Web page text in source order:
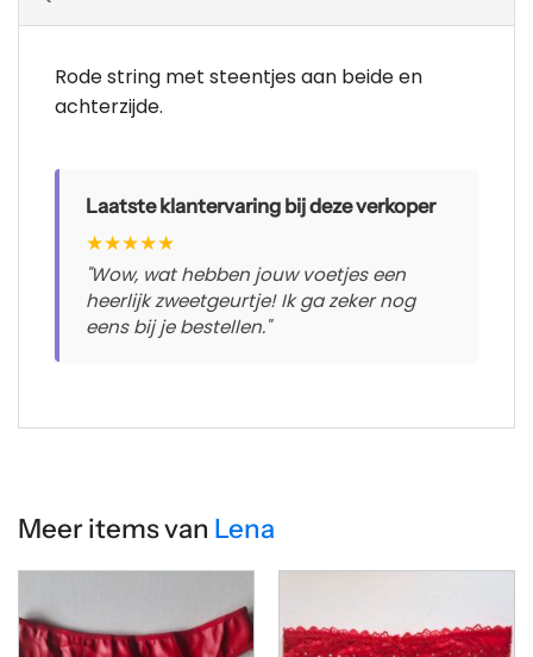
Rode string met steentjes aan beide en
achterzijde.
Laatste klantervaring bij deze verkoper
★★★★★
"Wow, wat hebben jouw voetjes een
heerlijk zweetgeurtje! Ik ga zeker nog
eens bij je bestellen."
Meer items van Lena